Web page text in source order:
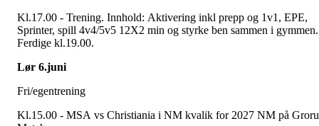
Kl.17.00 - Trening. Innhold: Aktivering inkl prepp og 1v1, EPE,
Sprinter, spill 4v4/5v5 12X2 min og styrke ben sammen i gymmen.
Ferdige kl.19.00.
Lør 6.juni
Fri/egentrening
Kl.15.00 - MSA vs Christiania i NM kvalik for 2027 NM på